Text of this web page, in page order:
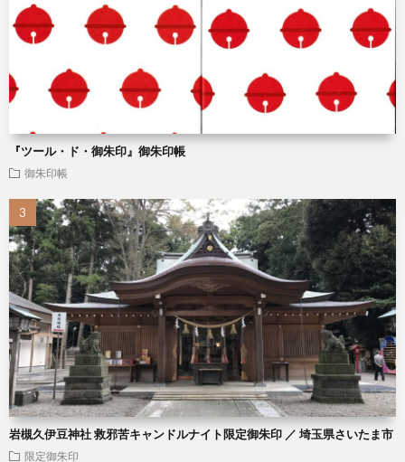
『ツール・ド・御朱印』御朱印帳
御朱印帳
岩槻久伊豆神社 救邪苦キャンドルナイト限定御朱印 ／ 埼玉県さいたま市
限定御朱印